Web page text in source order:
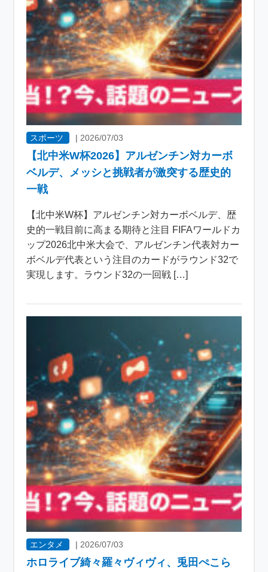
スポーツ |2026/07/03
【北中米W杯2026】アルゼンチン対カーボ
ベルデ、メッシと挑戦者が激突する歴史的
一戦
【北中米W杯】アルゼンチン対カーボベルデ、歴
史的一戦目前に高まる期待と注目 FIFAワールドカ
ップ2026北中米大会で、アルゼンチン代表対カー
ボベルデ代表という注目のカードがラウンド32で
実現します。ラウンド32の一回戦 […]
エンタメ | 2026/07/03
ホロライブ綺々羅々ヴィヴィ、兎田ぺこら